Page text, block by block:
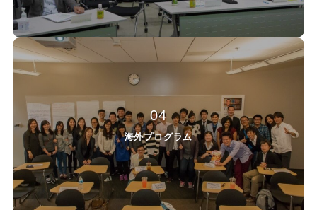
04
海外プログラム